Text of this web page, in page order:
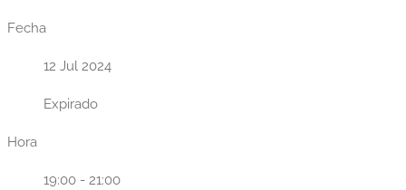
Fecha
12 Jul 2024
Expirado
Hora
19:00 - 21:00